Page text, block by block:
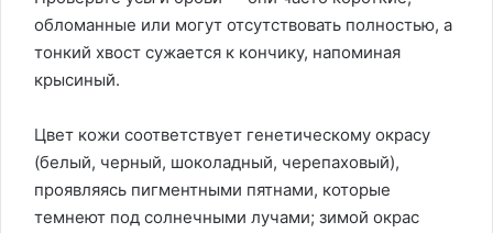
обломанные или могут отсутствовать полностью, а
тонкий хвост сужается к кончику, напоминая
крысиный.
Цвет кожи соответствует генетическому окрасу
(белый, черный, шоколадный, черепаховый),
проявляясь пигментными пятнами, которые
темнеют под солнечными лучами; зимой окрас